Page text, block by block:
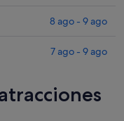
8 ago - 9 ago
7 ago - 9 ago